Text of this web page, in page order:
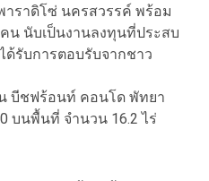
าราดิโซ่ นครสวรรค์ พร้อม
น นับเป็นงานลงทุนที่ประสบ
ด้รับการตอบรับจากชาว
บีชฟร้อนท์ คอนโด พัทยา
บนพื้นที่ จำนวน 16.2 ไร่